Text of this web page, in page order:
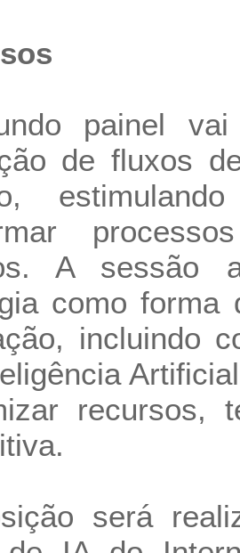
painel
de fluxos
A sessão
como forma
incluindo
recursos,
será